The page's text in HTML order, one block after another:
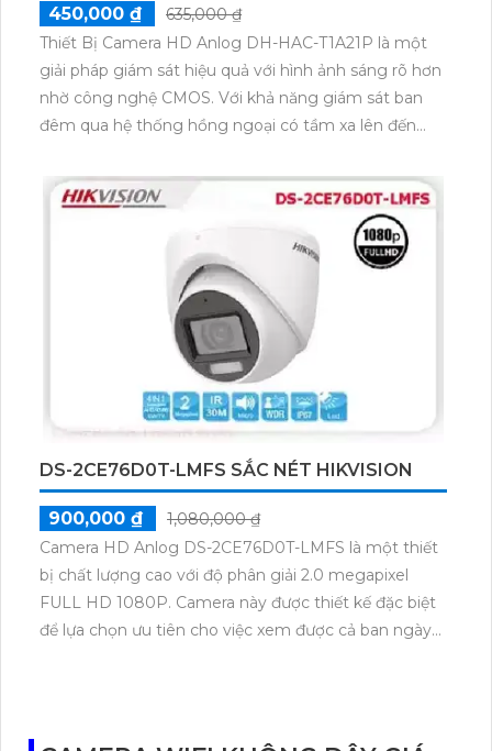
450,000 ₫
635,000 ₫
Thiết Bị Camera HD Anlog DH-HAC-T1A21P là một
giải pháp giám sát hiệu quả với hình ảnh sáng rõ hơn
nhờ công nghệ CMOS. Với khả năng giám sát ban
đêm qua hệ thống hồng ngoại có tầm xa lên đến
ninh mà còn giúp tiết kiệm chi phí. Bên cạnh đó, thiết
bị còn tích hợp công nghệ mới nhất như AHD, CVI,
TVI, BCS giúp tăng cường sự ổn định và độ phân giải
2.0 MP. Việc giám sát qua điện thoại cũng trở nên
nhanh chóng hơn nhờ hệ thống tích hợp
H.265+/H.265/H.264+/H.264. Đặc biệt, thiết bị còn hỗ
trợ công nghệ nhìn đêm chất lượng hồng ngoại
SMD, đảm bảo sự an toàn và chất lượng hình ảnh cả
ngày lẫn đêm.
DS-2CE76D0T-LMFS SẮC NÉT HIKVISION
900,000 ₫
1,080,000 ₫
Camera HD Anlog DS-2CE76D0T-LMFS là một thiết
bị chất lượng cao với độ phân giải 2.0 megapixel
FULL HD 1080P. Camera này được thiết kế đặc biệt
để lựa chọn ưu tiên cho việc xem được cả ban ngày
đình. Camera được thiết kế với hình dạng Dome